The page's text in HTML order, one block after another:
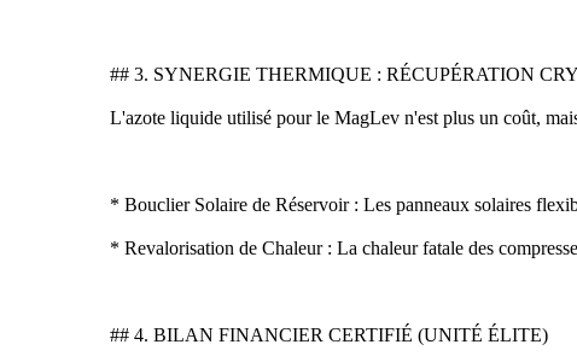
## 3. SYNERGIE THERMIQUE : RÉCUPÉRATION
L'azote liquide utilisé pour le MagLev n'est plus un coût,
* Bouclier Solaire de Réservoir : Les panneaux solaires
* Revalorisation de Chaleur : La chaleur fatale des
## 4. BILAN FINANCIER CERTIFIÉ (UNITÉ ÉLITE)